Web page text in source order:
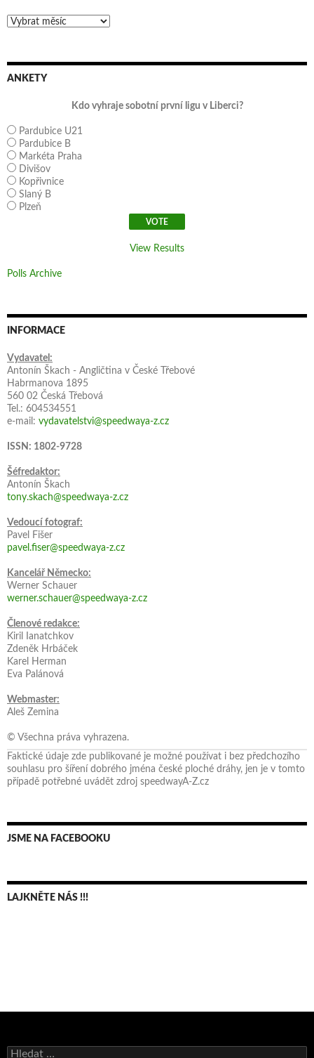
Archivy
ANKETY
Kdo vyhraje sobotní první ligu v Liberci?
Pardubice U21
Pardubice B
Markéta Praha
Divišov
Kopřivnice
Slaný B
Plzeň
View Results
Polls Archive
INFORMACE
Vydavatel:
Antonín Škach - Angličtina v České Třebové
Habrmanova 1895
560 02 Česká Třebová
Tel.: 604534551
e-mail: vydavatelstvi@speedwaya-z.cz
ISSN: 1802-9728
Šéfredaktor:
Antonín Škach
tony.skach@speedwaya-z.cz
Vedoucí fotograf:
Pavel Fišer
pavel.fiser@speedwaya-z.cz
Kancelář Německo:
Werner Schauer
werner.schauer@speedwaya-z.cz
Členové redakce:
Kiril Ianatchkov
Zdeněk Hrbáček
Karel Herman
Eva Palánová
Webmaster:
Aleš Zemina
© Všechna práva vyhrazena.
Faktické údaje zde publikované je možné používat i bez předchozího
souhlasu pro šíření dobrého jména české ploché dráhy, jen je v tomto
případě potřebné uvádět zdroj speedwayA-Z.cz
JSME NA FACEBOOKU
LAJKNĚTE NÁS !!!
Vyhledávání
Andy Appleton obhájil dlouhodrážní titul!